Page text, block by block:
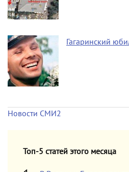
Гагаринский
Новости СМИ2
Топ-5 статей этого месяца